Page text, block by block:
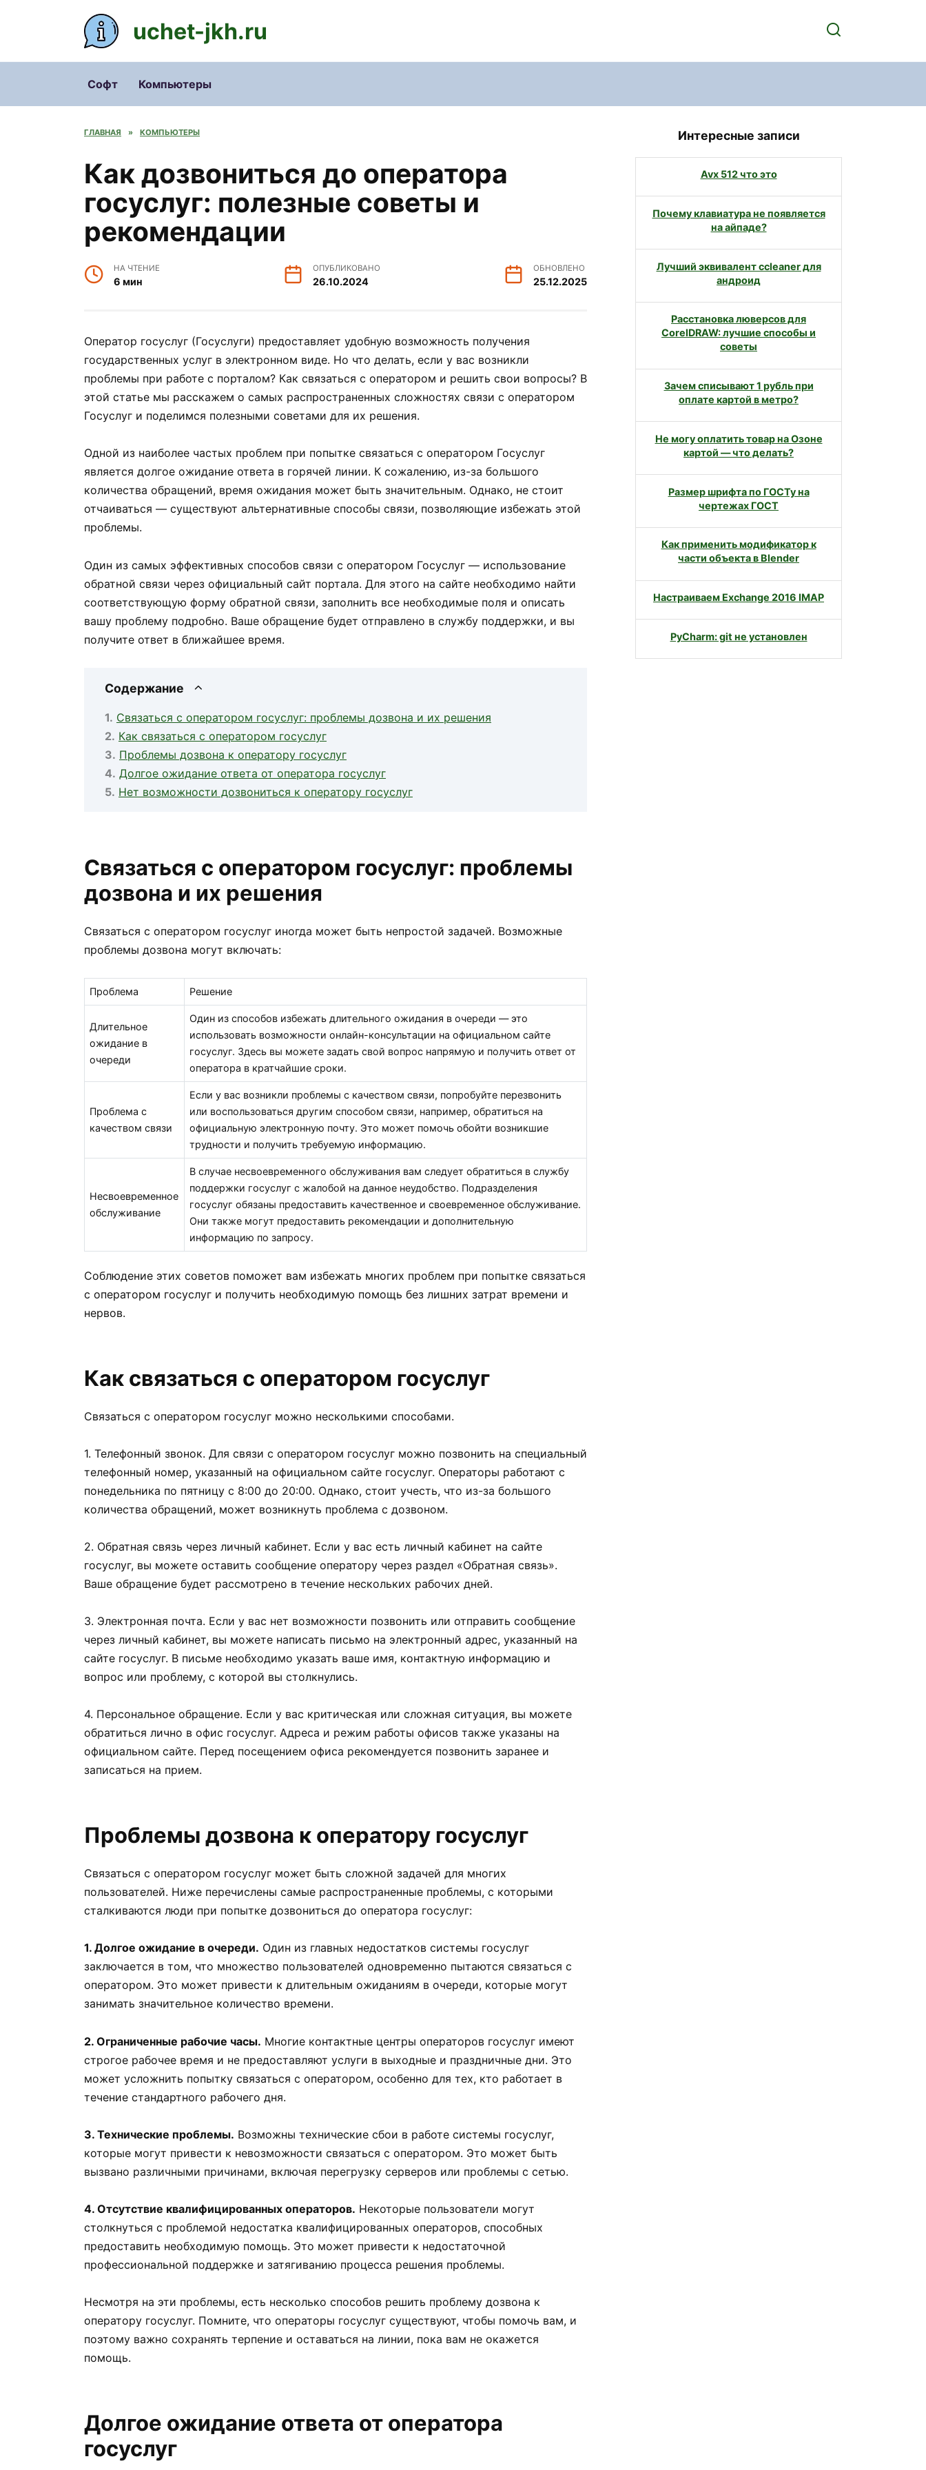
uchet-jkh.ru
Софт Компьютеры
ГЛАВНАЯ » КОМПЬЮТЕРЫ
Как дозвониться до оператора
госуслуг: полезные советы и
рекомендации
НА ЧТЕНИЕ
6 мин
ОПУБЛИКОВАНО
26.10.2024
ОБНОВЛЕНО
25.12.2025
Оператор госуслуг (Госуслуги) предоставляет удобную возможность получения
государственных услуг в электронном виде. Но что делать, если у вас возникли
проблемы при работе с порталом? Как связаться с оператором и решить свои вопросы? В
этой статье мы расскажем о самых распространенных сложностях связи с оператором
Госуслуг и поделимся полезными советами для их решения.
Одной из наиболее частых проблем при попытке связаться с оператором Госуслуг
является долгое ожидание ответа в горячей линии. К сожалению, из-за большого
количества обращений, время ожидания может быть значительным. Однако, не стоит
отчаиваться — существуют альтернативные способы связи, позволяющие избежать этой
проблемы.
Один из самых эффективных способов связи с оператором Госуслуг — использование
обратной связи через официальный сайт портала. Для этого на сайте необходимо найти
соответствующую форму обратной связи, заполнить все необходимые поля и описать
вашу проблему подробно. Ваше обращение будет отправлено в службу поддержки, и вы
получите ответ в ближайшее время.
Содержание
Связаться с оператором госуслуг: проблемы дозвона и их решения
Как связаться с оператором госуслуг
Проблемы дозвона к оператору госуслуг
Долгое ожидание ответа от оператора госуслуг
Нет возможности дозвониться к оператору госуслуг
Связаться с оператором госуслуг: проблемы
дозвона и их решения
Связаться с оператором госуслуг иногда может быть непростой задачей. Возможные
проблемы дозвона могут включать:
Проблема Решение
Длительное
ожидание в
очереди
Один из способов избежать длительного ожидания в очереди — это
использовать возможности онлайн-консультации на официальном сайте
госуслуг. Здесь вы можете задать свой вопрос напрямую и получить ответ от
оператора в кратчайшие сроки.
Проблема с
качеством связи
Если у вас возникли проблемы с качеством связи, попробуйте перезвонить
или воспользоваться другим способом связи, например, обратиться на
официальную электронную почту. Это может помочь обойти возникшие
трудности и получить требуемую информацию.
Несвоевременное
обслуживание
В случае несвоевременного обслуживания вам следует обратиться в службу
поддержки госуслуг с жалобой на данное неудобство. Подразделения
госуслуг обязаны предоставить качественное и своевременное обслуживание.
Они также могут предоставить рекомендации и дополнительную
информацию по запросу.
Соблюдение этих советов поможет вам избежать многих проблем при попытке связаться
с оператором госуслуг и получить необходимую помощь без лишних затрат времени и
нервов.
Как связаться с оператором госуслуг
Связаться с оператором госуслуг можно несколькими способами.
1. Телефонный звонок. Для связи с оператором госуслуг можно позвонить на специальный
телефонный номер, указанный на официальном сайте госуслуг. Операторы работают с
понедельника по пятницу с 8:00 до 20:00. Однако, стоит учесть, что из-за большого
количества обращений, может возникнуть проблема с дозвоном.
2. Обратная связь через личный кабинет. Если у вас есть личный кабинет на сайте
госуслуг, вы можете оставить сообщение оператору через раздел «Обратная связь».
Ваше обращение будет рассмотрено в течение нескольких рабочих дней.
3. Электронная почта. Если у вас нет возможности позвонить или отправить сообщение
через личный кабинет, вы можете написать письмо на электронный адрес, указанный на
сайте госуслуг. В письме необходимо указать ваше имя, контактную информацию и
вопрос или проблему, с которой вы столкнулись.
4. Персональное обращение. Если у вас критическая или сложная ситуация, вы можете
обратиться лично в офис госуслуг. Адреса и режим работы офисов также указаны на
официальном сайте. Перед посещением офиса рекомендуется позвонить заранее и
записаться на прием.
Проблемы дозвона к оператору госуслуг
Связаться с оператором госуслуг может быть сложной задачей для многих
пользователей. Ниже перечислены самые распространенные проблемы, с которыми
сталкиваются люди при попытке дозвониться до оператора госуслуг:
1. Долгое ожидание в очереди. Один из главных недостатков системы госуслуг
заключается в том, что множество пользователей одновременно пытаются связаться с
оператором. Это может привести к длительным ожиданиям в очереди, которые могут
занимать значительное количество времени.
2. Ограниченные рабочие часы. Многие контактные центры операторов госуслуг имеют
строгое рабочее время и не предоставляют услуги в выходные и праздничные дни. Это
может усложнить попытку связаться с оператором, особенно для тех, кто работает в
течение стандартного рабочего дня.
3. Технические проблемы. Возможны технические сбои в работе системы госуслуг,
которые могут привести к невозможности связаться с оператором. Это может быть
вызвано различными причинами, включая перегрузку серверов или проблемы с сетью.
4. Отсутствие квалифицированных операторов. Некоторые пользователи могут
столкнуться с проблемой недостатка квалифицированных операторов, способных
предоставить необходимую помощь. Это может привести к недостаточной
профессиональной поддержке и затягиванию процесса решения проблемы.
Несмотря на эти проблемы, есть несколько способов решить проблему дозвона к
оператору госуслуг. Помните, что операторы госуслуг существуют, чтобы помочь вам, и
поэтому важно сохранять терпение и оставаться на линии, пока вам не окажется
помощь.
Долгое ожидание ответа от оператора
госуслуг
Интересные записи
Avx 512 что это
Почему клавиатура не появляется
на айпаде?
Лучший эквивалент ccleaner для
андроид
Расстановка люверсов для
CorelDRAW: лучшие способы и
советы
Зачем списывают 1 рубль при
оплате картой в метро?
Не могу оплатить товар на Озоне
картой — что делать?
Размер шрифта по ГОСТу на
чертежах ГОСТ
Как применить модификатор к
части объекта в Blender
Настраиваем Exchange 2016 IMAP
PyCharm: git не установлен